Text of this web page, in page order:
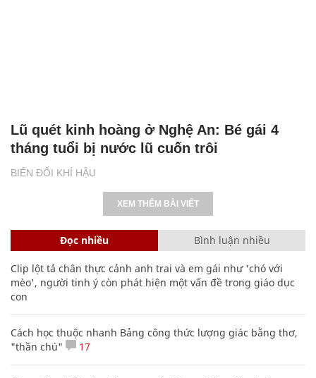
BIẾN ĐỔI KHÍ HẬU
Lũ quét kinh hoàng ở Nghệ An: Bé gái 4
tháng tuổi bị nước lũ cuốn trôi
XEM THÊM BÀI VIẾT
Đọc nhiều Bình luận nhiều
Clip lột tả chân thực cảnh anh trai và em gái như 'chó với
mèo', người tinh ý còn phát hiện một vấn đề trong giáo dục
con
Cách học thuộc nhanh Bảng công thức lượng giác bằng thơ,
"thần chú"
17